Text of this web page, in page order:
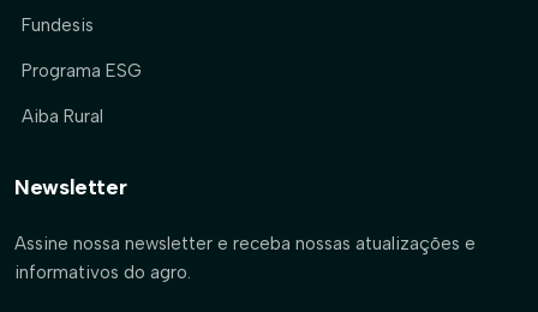
Fundesis
Programa ESG
Aiba Rural
Newsletter
Assine nossa newsletter e receba nossas atualizações e
informativos do agro.